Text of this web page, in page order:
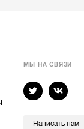
МЫ НА СВЯЗИ
Написать нам